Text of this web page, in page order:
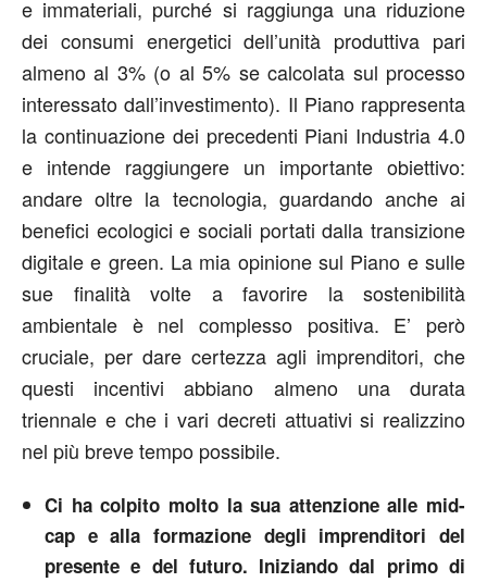
e immateriali, purché si raggiunga una riduzione
dei consumi energetici dell’unità produttiva pari
almeno al 3% (o al 5% se calcolata sul processo
interessato dall’investimento). Il Piano rappresenta
la continuazione dei precedenti Piani Industria 4.0
e intende raggiungere un importante obiettivo:
andare oltre la tecnologia, guardando anche ai
benefici ecologici e sociali portati dalla transizione
digitale e green. La mia opinione sul Piano e sulle
sue finalità volte a favorire la sostenibilità
ambientale è nel complesso positiva. E’ però
cruciale, per dare certezza agli imprenditori, che
questi incentivi abbiano almeno una durata
triennale e che i vari decreti attuativi si realizzino
nel più breve tempo possibile.
Ci ha colpito molto la sua attenzione alle mid-
cap e alla formazione degli imprenditori del
presente e del futuro. Iniziando dal primo di